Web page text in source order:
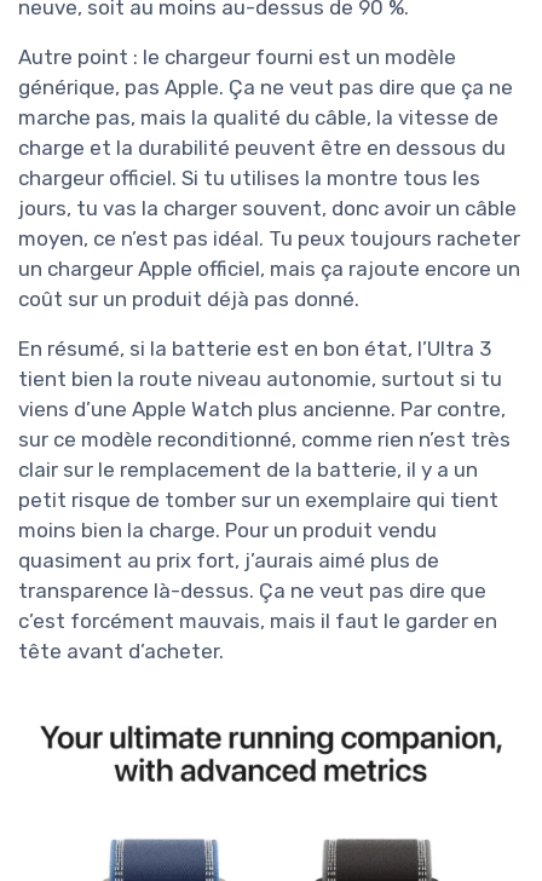
neuve, soit au moins au-dessus de 90 %.
Autre point : le chargeur fourni est un modèle
générique, pas Apple. Ça ne veut pas dire que ça ne
marche pas, mais la qualité du câble, la vitesse de
charge et la durabilité peuvent être en dessous du
chargeur officiel. Si tu utilises la montre tous les
jours, tu vas la charger souvent, donc avoir un câble
moyen, ce n’est pas idéal. Tu peux toujours racheter
un chargeur Apple officiel, mais ça rajoute encore un
coût sur un produit déjà pas donné.
En résumé, si la batterie est en bon état, l’Ultra 3
tient bien la route niveau autonomie, surtout si tu
viens d’une Apple Watch plus ancienne. Par contre,
sur ce modèle reconditionné, comme rien n’est très
clair sur le remplacement de la batterie, il y a un
petit risque de tomber sur un exemplaire qui tient
moins bien la charge. Pour un produit vendu
quasiment au prix fort, j’aurais aimé plus de
transparence là-dessus. Ça ne veut pas dire que
c’est forcément mauvais, mais il faut le garder en
tête avant d’acheter.